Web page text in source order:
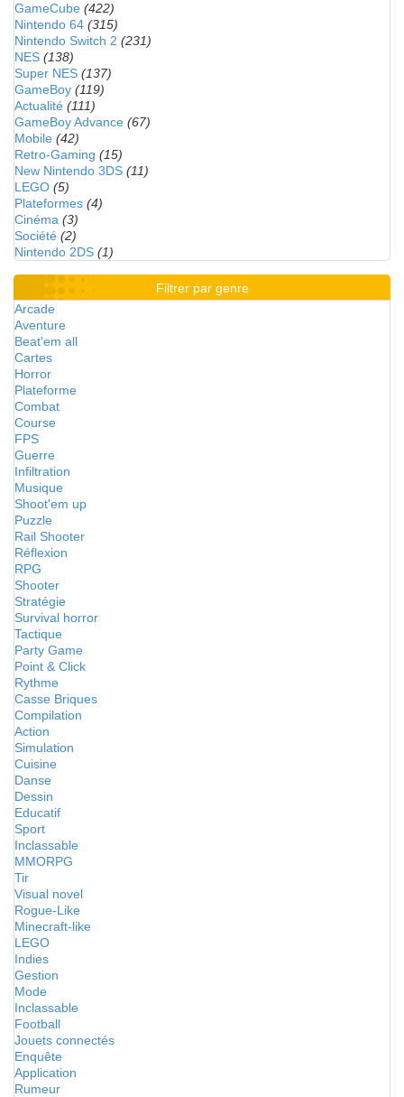
GameCube (422)
Nintendo 64 (315)
Nintendo Switch 2 (231)
NES (138)
Super NES (137)
GameBoy (119)
Actualité (111)
GameBoy Advance (67)
Mobile (42)
Retro-Gaming (15)
New Nintendo 3DS (11)
LEGO (5)
Plateformes (4)
Cinéma (3)
Société (2)
Nintendo 2DS (1)
Filtrer par genre
Arcade
Aventure
Beat'em all
Cartes
Horror
Plateforme
Combat
Course
FPS
Guerre
Infiltration
Musique
Shoot'em up
Puzzle
Rail Shooter
Réflexion
RPG
Shooter
Stratégie
Survival horror
Tactique
Party Game
Point & Click
Rythme
Casse Briques
Compilation
Action
Simulation
Cuisine
Danse
Dessin
Educatif
Sport
Inclassable
MMORPG
Tir
Visual novel
Rogue-Like
Minecraft-like
LEGO
Indies
Gestion
Mode
Inclassable
Football
Jouets connectés
Enquête
Application
Rumeur